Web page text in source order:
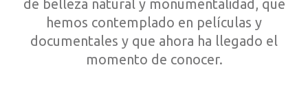
de belleza natural y monumentalidad, que
hemos contemplado en películas y
documentales y que ahora ha llegado el
momento de conocer.